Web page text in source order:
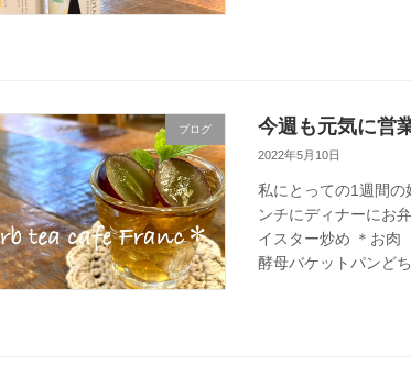
ブログ 今週も元気に営
2022年5月10日
私にとっての1週間の
ンチにディナーにお
イスター炒め ＊お
酵母バケットパンど